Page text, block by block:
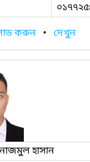
করুন • দেখুন
নাজমুল হাসান